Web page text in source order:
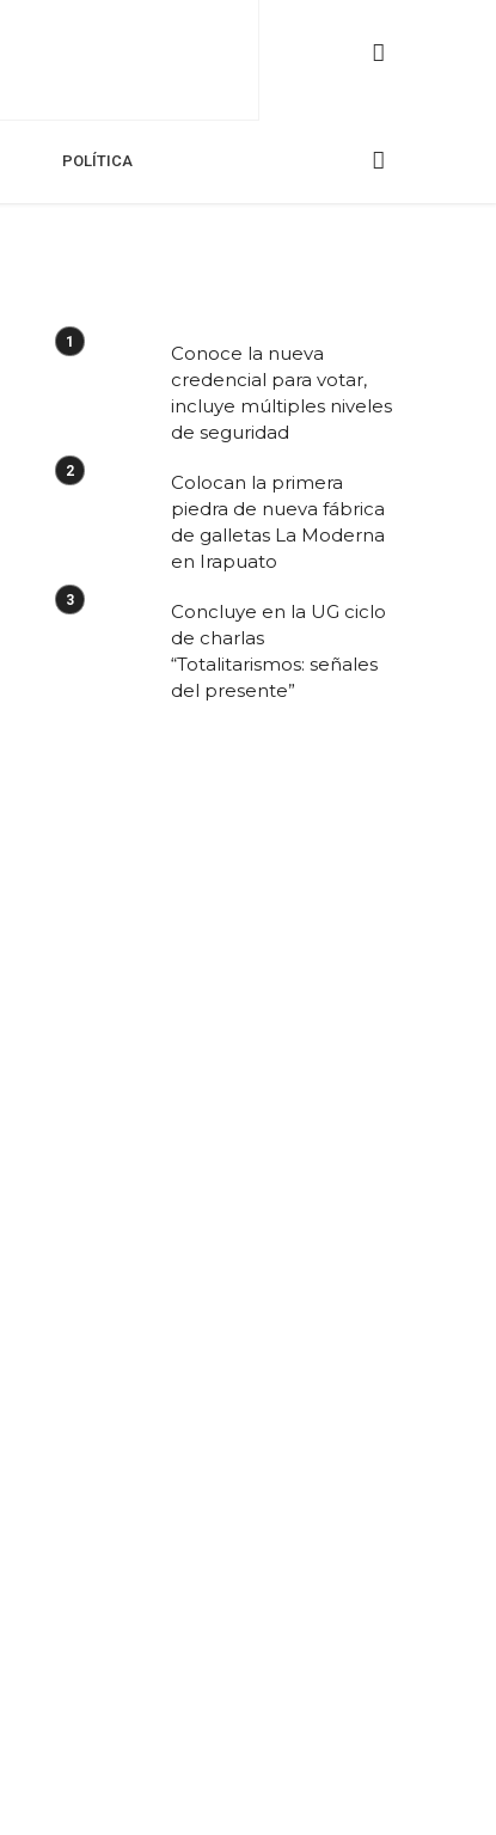
POLÍTICA
Conoce la nueva
credencial para votar,
incluye múltiples niveles
de seguridad
Colocan la primera
piedra de nueva fábrica
de galletas La Moderna
en Irapuato
Concluye en la UG ciclo
de charlas
“Totalitarismos: señales
del presente”